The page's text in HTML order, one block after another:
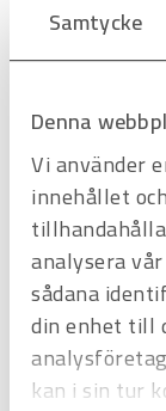
Samtycke
Denna
Vi använder
innehållet
analysera
sådana
din enhet till
kan i sin tur
Art.nr2872030
HÅLSKÄRARE
för diskbänk
Offertpris